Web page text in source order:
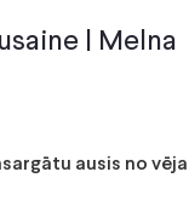
| Melna
ausis no